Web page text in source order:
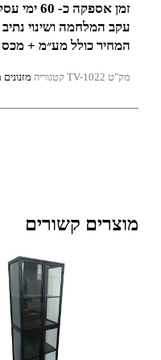
מוצרים קשורים
זמן אספקה כ- 60 ימי עסקים
עקב המלחמה ושינוי נתיב
המחיר כולל מע״מ + מכס
מק"טTV-1022 קטגוריה מזנונים